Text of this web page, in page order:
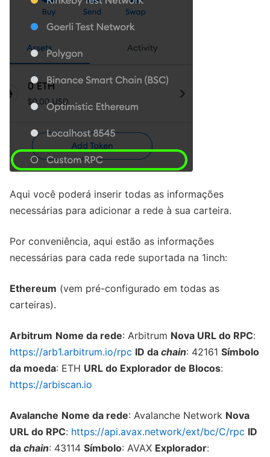
Aqui você poderá inserir todas as informações
necessárias para adicionar a rede à sua carteira.
Por conveniência, aqui estão as informações
necessárias para cada rede suportada na 1inch:
Ethereum (vem pré-configurado em todas as
carteiras).
Arbitrum Nome da rede: Arbitrum Nova URL do RPC:
https://arb1.arbitrum.io/rpc ID da chain: 42161 Símbolo
da moeda: ETH URL do Explorador de Blocos:
https://arbiscan.io
Avalanche Nome da rede: Avalanche Network Nova
URL do RPC: https://api.avax.network/ext/bc/C/rpc ID
da chain: 43114 Símbolo: AVAX Explorador: